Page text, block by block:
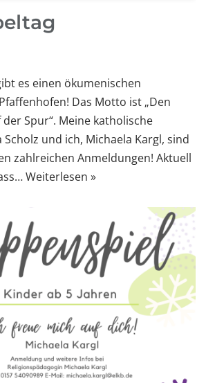
es einen ökumenischen
Das Motto ist „Den
Spur“. Meine katholische
und ich, Michaela Kargl, sind
zahlreichen Anmeldungen! Aktuell
Weiterlesen »